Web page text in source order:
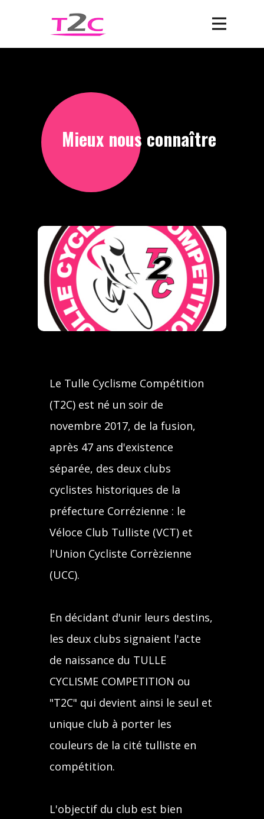
Mieux nous connaître
Le Tulle Cyclisme Compétition
(T2C) est né un soir de
novembre 2017, de la fusion,
après 47 ans d'existence
séparée, des deux clubs
cyclistes historiques de la
préfecture Corrézienne : le
Véloce Club Tulliste (VCT) et
l'Union Cycliste Corrèzienne
(UCC).
En décidant d'unir leurs destins,
les deux clubs signaient l'acte
de naissance du TULLE
CYCLISME COMPETITION ou
"T2C" qui devient ainsi le seul et
unique club à porter les
couleurs de la cité tulliste en
compétition.
L'objectif du club est bien